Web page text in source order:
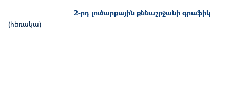
2-րդ լուծարքային քննաշրջանի գրաֆիկ
(հեռակա)